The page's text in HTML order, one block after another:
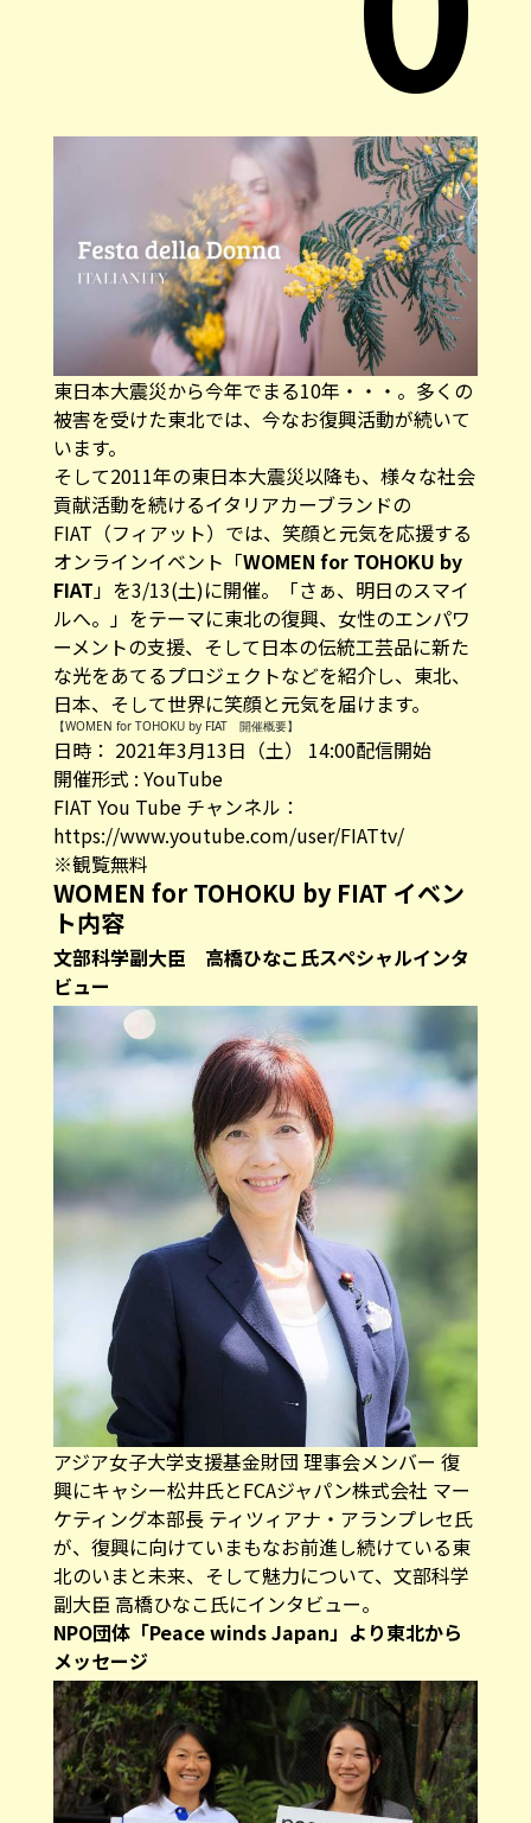
東日本大震災から今年でまる10年・・・。多くの
被害を受けた東北では、今なお復興活動が続いて
います。
そして2011年の東日本大震災以降も、様々な社会
貢献活動を続けるイタリアカーブランドの
FIAT（フィアット）では、笑顔と元気を応援する
オンラインイベント「WOMEN for TOHOKU by
FIAT 」を3/13(土)に開催。「さぁ、明日のスマイ
ルへ。」をテーマに東北の復興、女性のエンパワ
ーメントの支援、そして日本の伝統工芸品に新た
な光をあてるプロジェクトなどを紹介し、東北、
日本、そして世界に笑顔と元気を届けます。
【WOMEN for TOHOKU by FIAT 開催概要】
日時： 2021年3月13日（土） 14:00配信開始
開催形式 : YouTube
FIAT You Tube チャンネル：
https://www.youtube.com/user/FIATtv/
※観覧無料
WOMEN for TOHOKU by FIAT イベン
ト内容
文部科学副大臣 高橋ひなこ氏スペシャルインタ
ビュー
アジア女子大学支援基金財団 理事会メンバー 復
興にキャシー松井氏とFCAジャパン株式会社 マー
ケティング本部長 ティツィアナ・アランプレセ氏
が、復興に向けていまもなお前進し続けている東
北のいまと未来、そして魅力について、文部科学
副大臣 高橋ひなこ氏にインタビュー。
NPO団体「Peace winds Japan」より東北から
メッセージ